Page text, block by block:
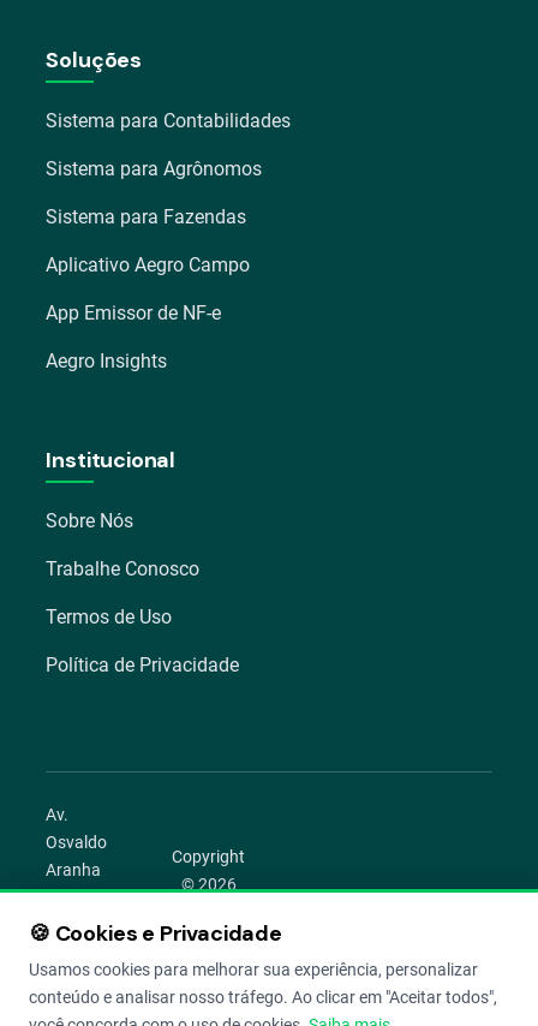
Soluções
Sistema para Contabilidades
Sistema para Agrônomos
Sistema para Fazendas
Aplicativo Aegro Campo
App Emissor de NF-e
Aegro Insights
Institucional
Sobre Nós
Trabalhe Conosco
Termos de Uso
Política de Privacidade
Av.
Osvaldo
Aranha
1022 –
Bom
Porto
Alegre –
Copyright
© 2026
Todos os
direitos
reservados.
🍪 Cookies e Privacidade
Usamos cookies para melhorar sua experiência, personalizar
conteúdo e analisar nosso tráfego. Ao clicar em "Aceitar todos",